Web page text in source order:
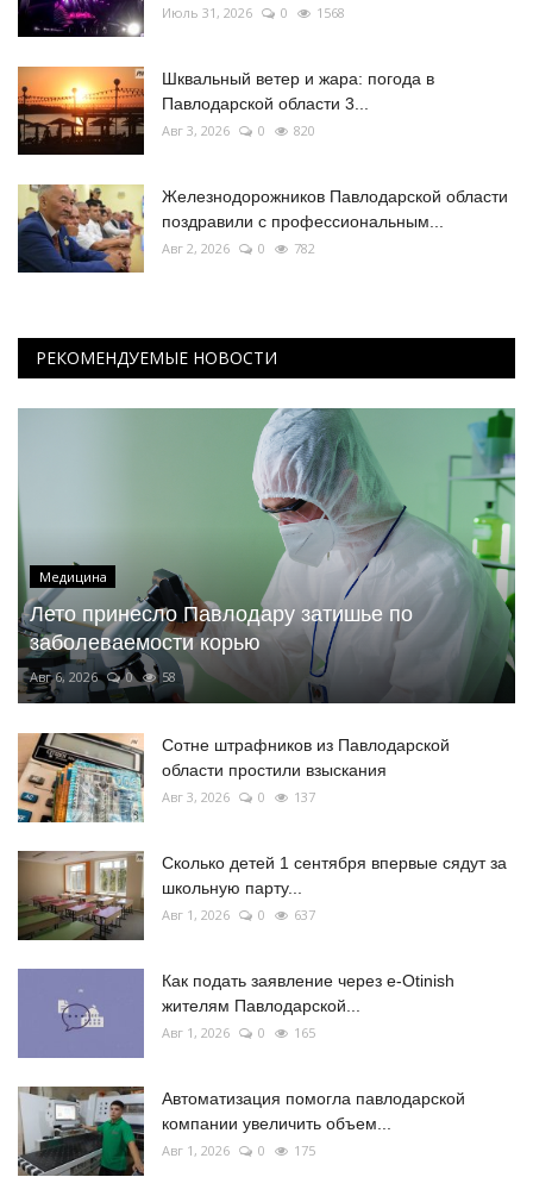
Июль 31, 2026 0 1568
Шквальный ветер и жара: погода в
Павлодарской области 3...
Авг 3, 2026 0 820
Железнодорожников Павлодарской области
поздравили с профессиональным...
Авг 2, 2026 0 782
РЕКОМЕНДУЕМЫЕ НОВОСТИ
Медицина
Лето принесло Павлодару затишье по
заболеваемости корью
Авг 6, 2026 0 58
Сотне штрафников из Павлодарской
области простили взыскания
Авг 3, 2026 0 137
Сколько детей 1 сентября впервые сядут за
школьную парту...
Авг 1, 2026 0 637
Как подать заявление через e-Otinish
жителям Павлодарской...
Авг 1, 2026 0 165
Автоматизация помогла павлодарской
компании увеличить объем...
Авг 1, 2026 0 175